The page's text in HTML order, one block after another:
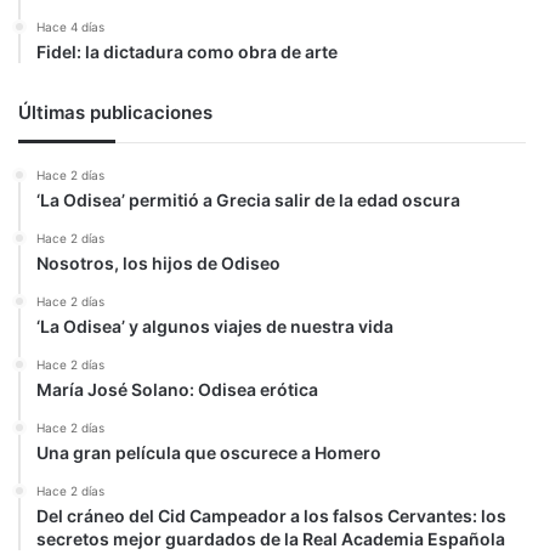
Hace 4 días
Fidel: la dictadura como obra de arte
Últimas publicaciones
Hace 2 días
‘La Odisea’ permitió a Grecia salir de la edad oscura
Hace 2 días
Nosotros, los hijos de Odiseo
Hace 2 días
‘La Odisea’ y algunos viajes de nuestra vida
Hace 2 días
María José Solano: Odisea erótica
Hace 2 días
Una gran película que oscurece a Homero
Hace 2 días
Del cráneo del Cid Campeador a los falsos Cervantes: los
secretos mejor guardados de la Real Academia Española